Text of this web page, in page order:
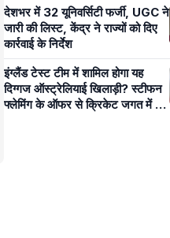
देशभर में 32 यूनिवर्सिटी फर्जी, UGC ने
जारी की लिस्ट, केंद्र ने राज्यों को दिए
कार्रवाई के निर्देश
इंग्लैंड टेस्ट टीम में शामिल होगा यह
दिग्गज ऑस्ट्रेलियाई खिलाड़ी? स्टीफन
फ्लेमिंग के ऑफर से क्रिकेट जगत में बढ़ी